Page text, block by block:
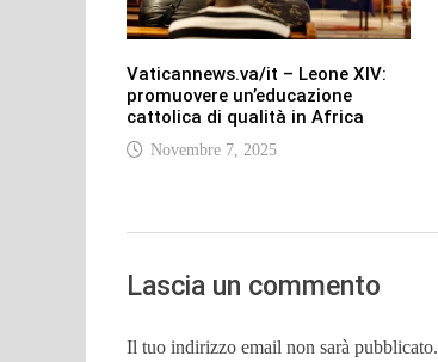
Vaticannews.va/it – Leone XIV:
promuovere un’educazione
cattolica di qualità in Africa
Novembre 7, 2025
Lascia un commento
Il tuo indirizzo email non sarà pubblicato.